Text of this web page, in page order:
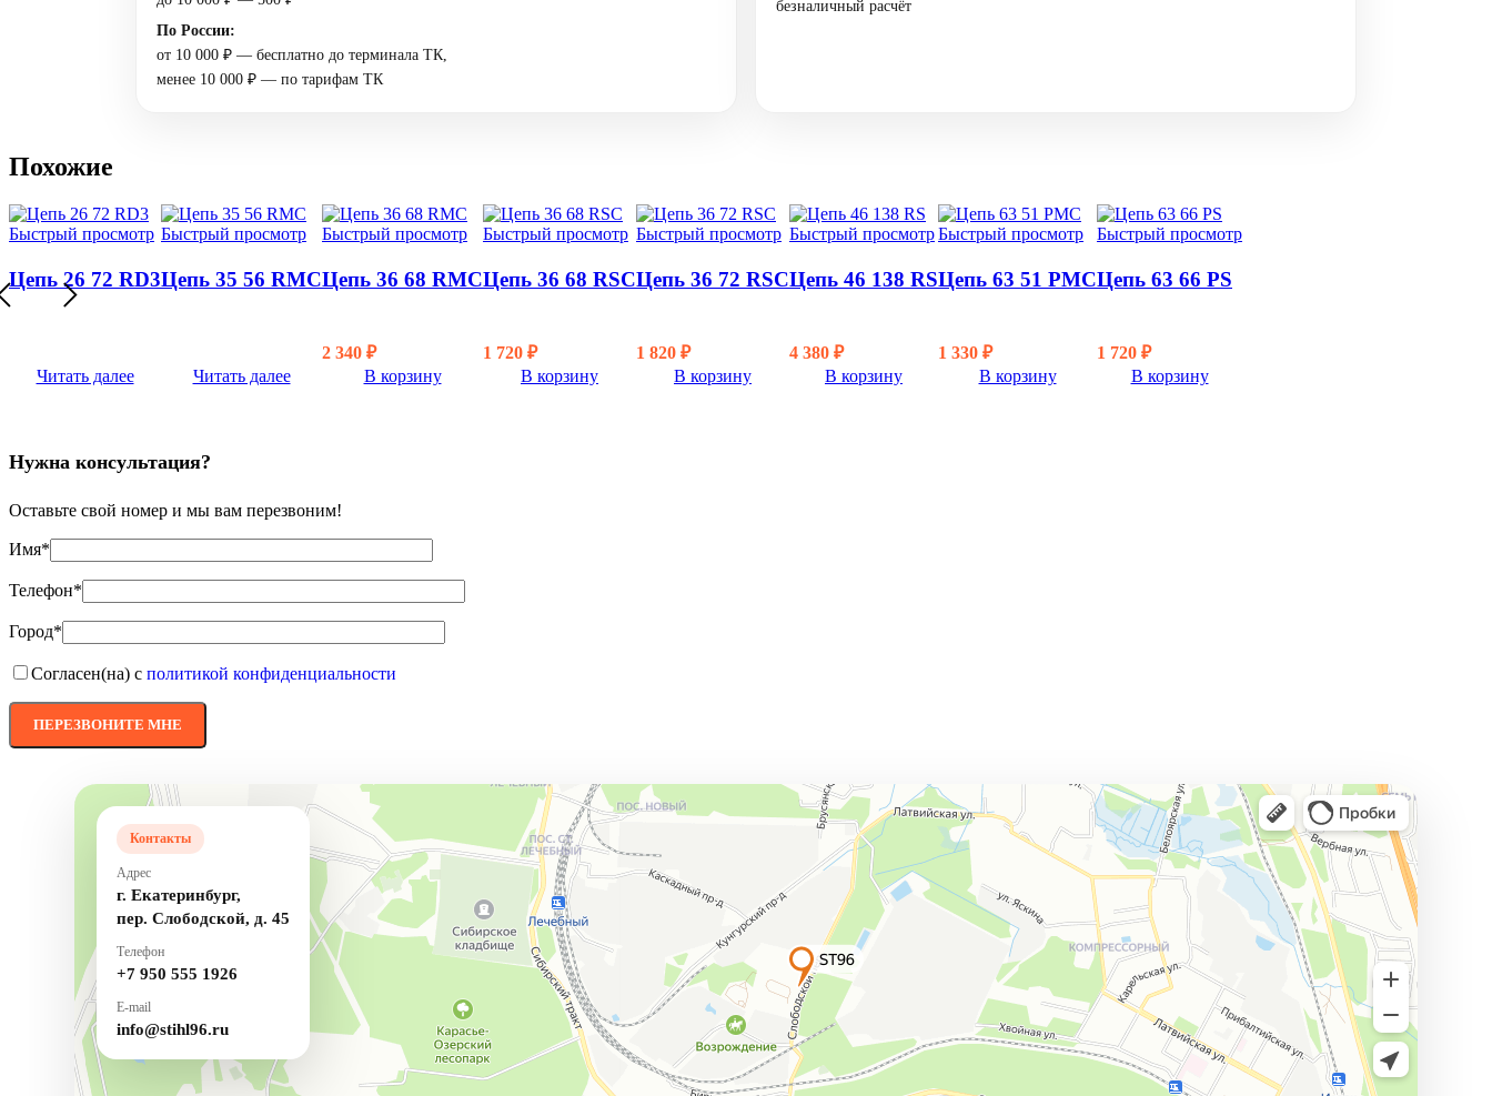
По России:
от 10 000 ₽ — бесплатно до терминала ТК,
менее 10 000 ₽ — по тарифам ТК
безналичный расчёт
Похожие
Быстрый просмотр
Цепь 26 72 RD3
Читать далее
Быстрый просмотр
Цепь 35 56 RMC
Читать далее
Быстрый просмотр
Цепь 36 68 RMC
2 340 ₽
В корзину
Быстрый просмотр
Цепь 36 68 RSC
1 720 ₽
В корзину
Быстрый просмотр
Цепь 36 72 RSC
1 820 ₽
В корзину
Быстрый просмотр
Цепь 46 138 RS
4 380 ₽
В корзину
Быстрый просмотр
Цепь 63 51 PMC
1 330 ₽
В корзину
Быстрый просмотр
Цепь 63 66 PS
1 720 ₽
В корзину
Нужна консультация?
Оставьте свой номер и мы вам перезвоним!
Имя*
Телефон*
Город*
Согласен(на) с политикой конфиденциальности
Контакты
Адрес
г. Екатеринбург,
пер. Слободской, д. 45
Телефон
+7 950 555 1926
E-mail
info@stihl96.ru